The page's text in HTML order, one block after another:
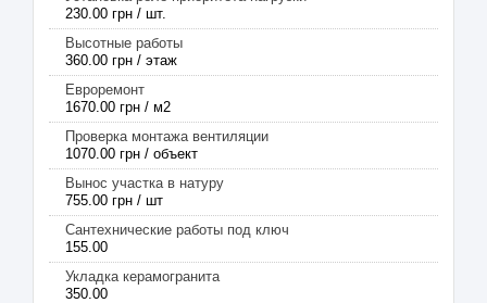
230.00 грн / шт.
Высотные работы
360.00 грн / этаж
Евроремонт
1670.00 грн / м2
Проверка монтажа вентиляции
1070.00 грн / объект
Вынос участка в натуру
755.00 грн / шт
Сантехнические работы под ключ
155.00
Укладка керамогранита
350.00